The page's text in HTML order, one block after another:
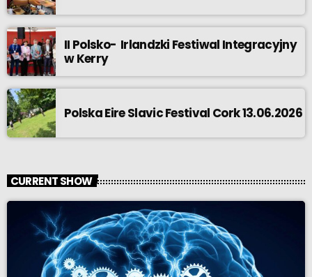
II Polsko- Irlandzki Festiwal Integracyjny
w Kerry
Polska Eire Slavic Festival Cork 13.06.2026
CURRENT SHOW